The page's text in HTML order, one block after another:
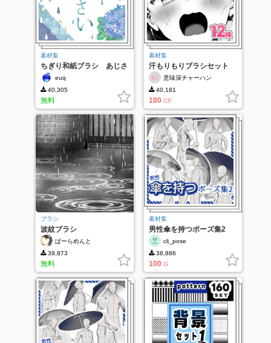
素材集
ちぎり和紙ブラシ あじさ
い
euq
40,305
無料
素材集
汗もりもりブラシセット
意味深チャーハン
40,181
180 CP
ブラシ
波紋ブラシ
ぱーらめんと
39,873
無料
素材集
男性傘を持つポーズ集2
cli_pose
38,886
100 G